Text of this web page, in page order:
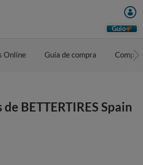
Guio
Online Guía de compra
BETTERTIRES Spain